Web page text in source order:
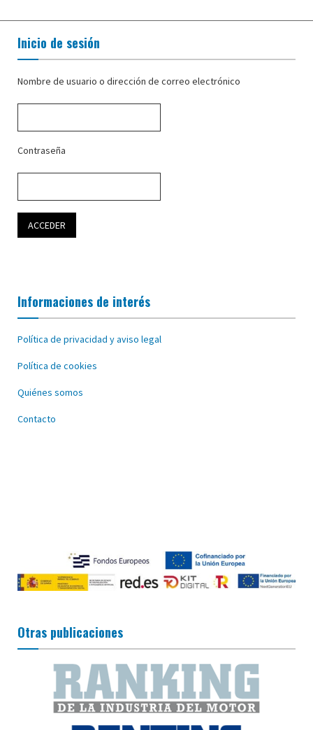
Inicio de sesión
Nombre de usuario o dirección de correo electrónico
Contraseña
Informaciones de interés
Política de privacidad y aviso legal
Política de cookies
Quiénes somos
Contacto
Otras publicaciones